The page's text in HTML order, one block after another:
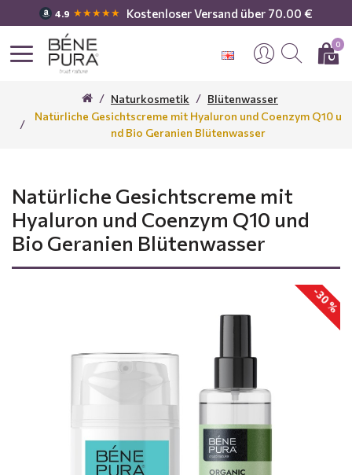
4.9 ★★★★★ Kostenloser Versand über 70.00 €
0
Naturkosmetik
Blütenwasser
Natürliche Gesichtscreme mit Hyaluron und Coenzym Q10 u
nd Bio Geranien Blütenwasser
Natürliche Gesichtscreme mit
Hyaluron und Coenzym Q10 und
Bio Geranien Blütenwasser
-30 %